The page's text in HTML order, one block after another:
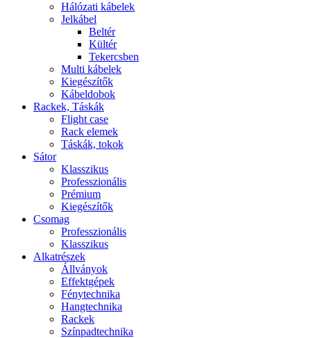
Hálózati kábelek
Jelkábel
Beltér
Kültér
Tekercsben
Multi kábelek
Kiegészítők
Kábeldobok
Rackek, Táskák
Flight case
Rack elemek
Táskák, tokok
Sátor
Klasszikus
Professzionális
Prémium
Kiegészítők
Csomag
Professzionális
Klasszikus
Alkatrészek
Állványok
Effektgépek
Fénytechnika
Hangtechnika
Rackek
Színpadtechnika